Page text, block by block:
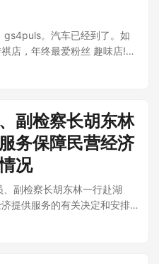
。汽车已经到了。如
店，年终最爱粉丝 趣味店!汇
副检察长胡东林
务保障民营经济
况
副检察长胡东林一行赴湖
提供服务的有关决定和安排
、...